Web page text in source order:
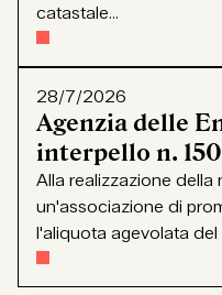
catastale...
28/7/2026
Agenzia delle
interpello n.
Alla realizzazione della
un'associazione di
l'aliquota agevolata del